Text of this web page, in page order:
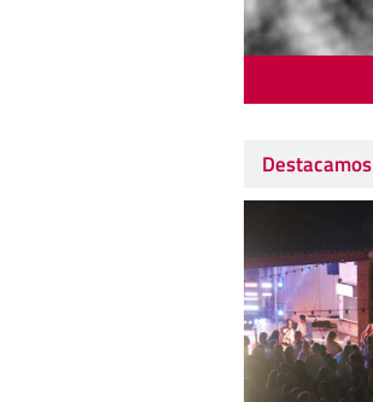
Destacamos